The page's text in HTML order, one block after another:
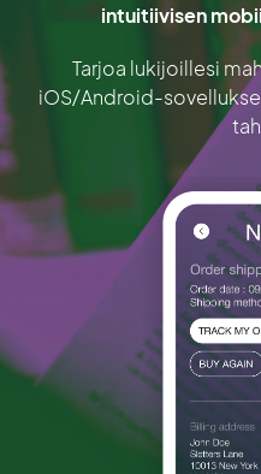
intuitiivisen
Tarjoa lukijoillesi
iOS/Android-